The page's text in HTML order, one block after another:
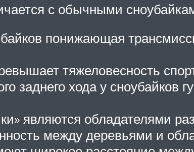
с обычными
понижающая
тяжеловесность
заднего хода у
являются обладателями
между деревьями и